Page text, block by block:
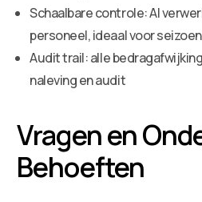
Schaalbare controle: AI
personeel, ideaal voor
Audit trail: alle
naleving en audit
Vragen en
Behoeften